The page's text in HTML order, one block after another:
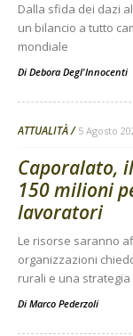
Dalla sfida dei dazi
un bilancio a tutto
mondiale
Di Debora Degl'Innocenti
ATTUALITÀ 5 Agosto
Caporalato,
150 milioni
lavoratori
Le risorse saranno
organizzazioni
rurali e una
Di Marco Pederzoli